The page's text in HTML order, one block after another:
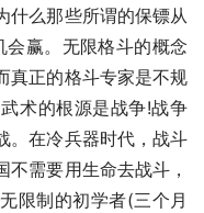
什么那些所谓的保镖从
赢。无限格斗的概念
真正的格斗专家是不规
术的根源是战争!战争
。在冷兵器时代，战斗
需要用生命去战斗，
限制的初学者(三个月